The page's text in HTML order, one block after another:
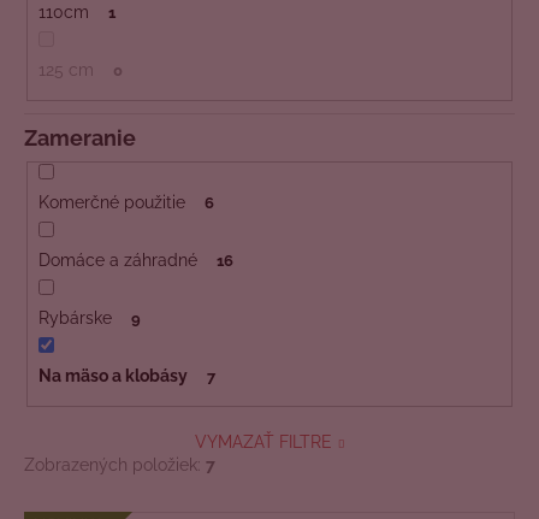
110cm 1
125 cm 0
Zameranie
Komerčné použitie 6
Domáce a záhradné 16
Rybárske 9
Na mäso a klobásy 7
VYMAZAŤ FILTRE
Zobrazených položiek: 7